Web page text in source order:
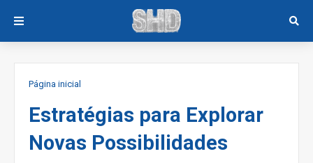
Página inicial
Estratégias para Explorar
Novas Possibilidades